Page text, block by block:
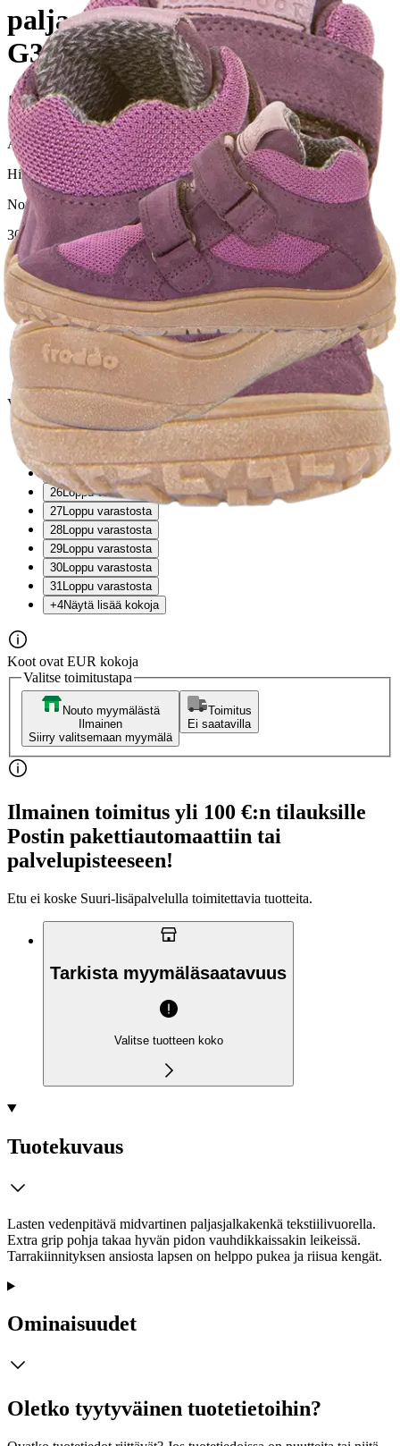
paljasjalkakengät Autumn
G31102308
Alennettu hinta 42,46 €
Asiakasomistajahinta
Hinta ilman S-Etukorttia: 49,95 €
Normaalihinta:84,95 €-41%
30 pv alin hinta: 84,95 €
Verkkokaupan hinta
Valittu väri: PURPLE
PURPLE
Valittu koko:Valitse koko
23Loppu varastosta
24
Loppu varastosta
25
26Loppu varastosta
27Loppu varastosta
28Loppu varastosta
29Loppu varastosta
30Loppu varastosta
31 Loppu varastosta
+4Näytä lisää kokoja
Koot ovat EUR kokoja
Valitse toimitustapa
Nouto myymälästä
Ilmainen
Siirry valitsemaan myymälä
Toimitus
Ei saatavilla
Ilmainen toimitus yli 100 €:n tilauksille
Postin pakettiautomaattiin tai
palvelupisteeseen!
Etu ei koske Suuri‑lisäpalvelulla toimitettavia tuotteita.
Tarkista myymäläsaatavuus
Valitse tuotteen koko
Tuotekuvaus
Lasten vedenpitävä midvartinen paljasjalkakenkä tekstiilivuorella.
Extra grip pohja takaa hyvän pidon vauhdikkaissakin leikeissä.
Tarrakiinnityksen ansiosta lapsen on helppo pukea ja riisua kengät.
Ominaisuudet
Oletko tyytyväinen tuotetietoihin?